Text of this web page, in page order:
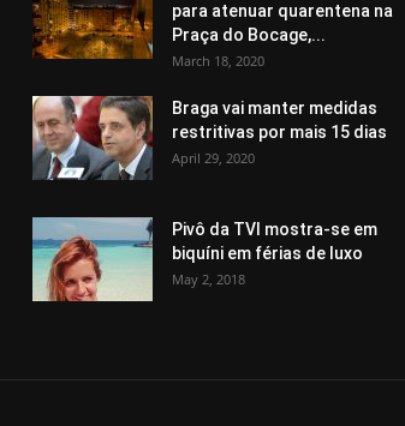
para atenuar quarentena na
Praça do Bocage,...
March 18, 2020
Braga vai manter medidas
restritivas por mais 15 dias
April 29, 2020
Pivô da TVI mostra-se em
biquíni em férias de luxo
May 2, 2018